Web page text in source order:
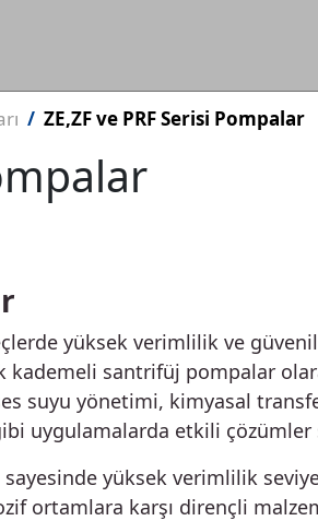
ZE,ZF ve PRF Serisi Pompalar
yüksek verimlilik ve
santrifüj pompalar
suyu yönetimi, kimyasal
uygulamalarda etkili çözümler
yüksek verimlilik
ortamlara karşı dirençli